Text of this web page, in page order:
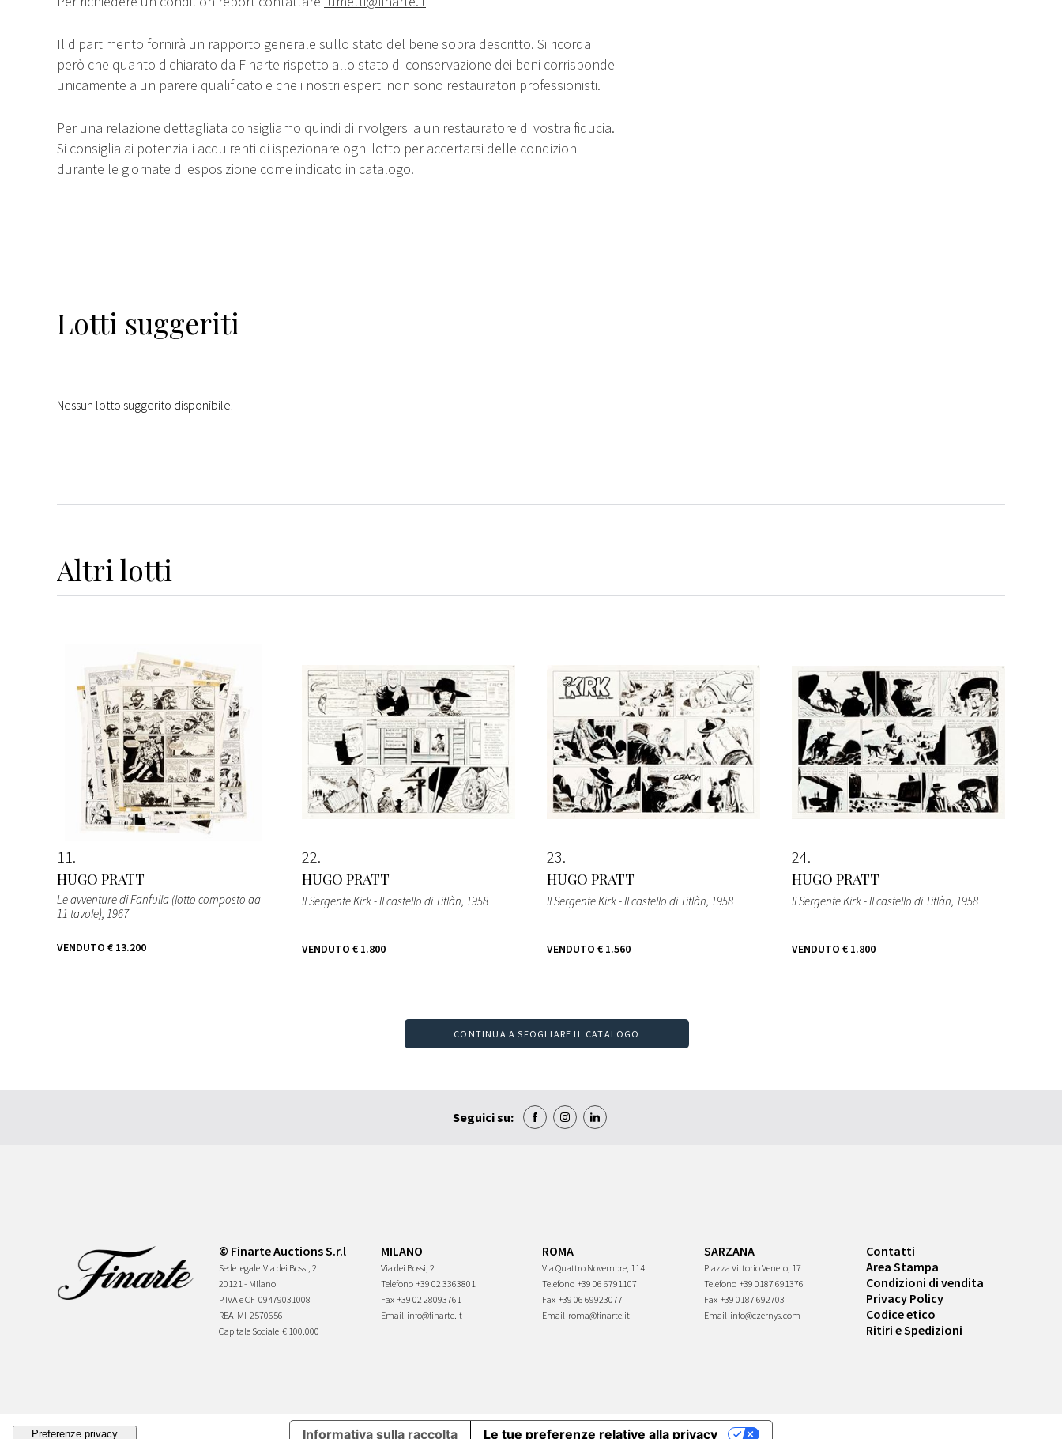
Il dipartimento fornirà un rapporto generale sullo stato del bene sopra descritto. Si ricorda
però che quanto dichiarato da Finarte rispetto allo stato di conservazione dei beni corrisponde
unicamente a un parere qualificato e che i nostri esperti non sono restauratori professionisti.
Per una relazione dettagliata consigliamo quindi di rivolgersi a un restauratore di vostra fiducia.
Si consiglia ai potenziali acquirenti di ispezionare ogni lotto per accertarsi delle condizioni
durante le giornate di esposizione come indicato in catalogo.
Lotti suggeriti
Nessun lotto suggerito disponibile.
Altri lotti
11
HUGO PRATT
Le avventure di Fanfulla (lotto composto da
11 tavole), 1967
VENDUTO € 13.200
22
HUGO PRATT
Il Sergente Kirk - Il castello di Titlàn, 1958
VENDUTO € 1.800
23
HUGO PRATT
Il Sergente Kirk - Il castello di Titlàn, 1958
VENDUTO € 1.560
24
HUGO PRATT
Il Sergente Kirk - Il castello di Titlàn, 1958
VENDUTO € 1.800
CONTINUA A SFOGLIARE IL CATALOGO
Seguici su:
© Finarte Auctions S.r.l
Sede legale Via dei Bossi, 2
20121 - Milano
P.IVA e CF 09479031008
REA MI-2570656
Capitale Sociale € 100.000
MILANO
Via dei Bossi, 2
Telefono +39 02 3363801
Fax +39 02 28093761
Email info@finarte.it
ROMA
Via Quattro Novembre, 114
Telefono +39 06 6791107
Fax +39 06 69923077
Email roma@finarte.it
SARZANA
Piazza Vittorio Veneto, 17
Telefono +39 0187 691376
Fax +39 0187 692703
Email info@czernys.com
Contatti
Area Stampa
Condizioni di vendita
Privacy Policy
Codice etico
Ritiri e Spedizioni
Informativa sulla raccolta Le tue preferenze relative alla privacy